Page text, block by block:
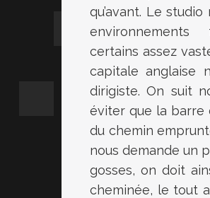
qu’avant. Le
certains assez
capitale anglaise
dirigiste. On suit
éviter que la barre
du chemin
nous demande un
gosses, on doit
cheminée, le tout